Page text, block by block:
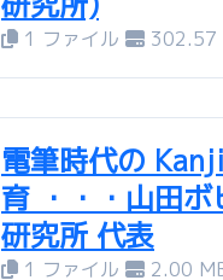
1 ファイル 302.57
電筆時代の
育 ・・・山田
研究所 代表
1 ファイル 2.00